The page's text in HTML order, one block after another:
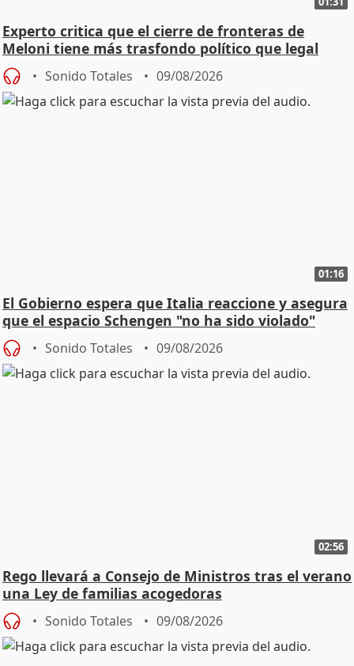
Experto critica que el cierre de fronteras de
Meloni tiene más trasfondo político que legal
Sonido Totales 09/08/2026
01:16
El Gobierno espera que Italia reaccione y asegura
que el espacio Schengen "no ha sido violado"
Sonido Totales 09/08/2026
02:56
Rego llevará a Consejo de Ministros tras el verano
una Ley de familias acogedoras
Sonido Totales 09/08/2026